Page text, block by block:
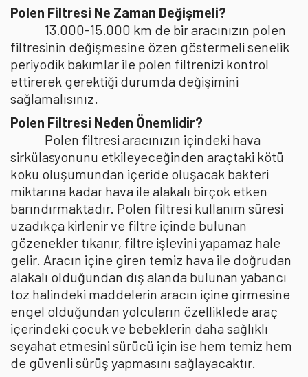
Polen Filtresi Ne Zaman Değişmeli?
13.000-15.000 km de bir aracınızın polen
filtresinin değişmesine özen göstermeli senelik
periyodik bakımlar ile polen filtrenizi kontrol
ettirerek gerektiği durumda değişimini
sağlamalısınız.
Polen Filtresi Neden Önemlidir?
Polen filtresi aracınızın içindeki hava
sirkülasyonunu etkileyeceğinden araçtaki kötü
koku oluşumundan içeride oluşacak bakteri
miktarına kadar hava ile alakalı birçok etken
barındırmaktadır. Polen filtresi kullanım süresi
uzadıkça kirlenir ve filtre içinde bulunan
gözenekler tıkanır, filtre işlevini yapamaz hale
gelir. Aracın içine giren temiz hava ile doğrudan
alakalı olduğundan dış alanda bulunan yabancı
toz halindeki maddelerin aracın içine girmesine
engel olduğundan yolcuların özelliklede araç
içerindeki çocuk ve bebeklerin daha sağlıklı
seyahat etmesini sürücü için ise hem temiz hem
de güvenli sürüş yapmasını sağlayacaktır.